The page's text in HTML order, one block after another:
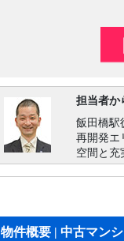
担当者か
飯田橋駅
再開発エ
空間と充
物件概要 | 中古マン